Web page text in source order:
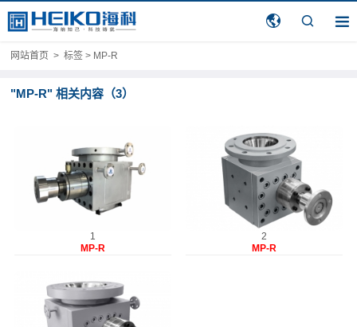
网站首页 >标签 > MP-R
"MP-R" 相关内容（3）
1
MP-R
2
MP-R